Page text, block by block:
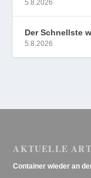
5.8.2026
Der Schnellste
5.8.2026
AKTUELLE
Container wieder an